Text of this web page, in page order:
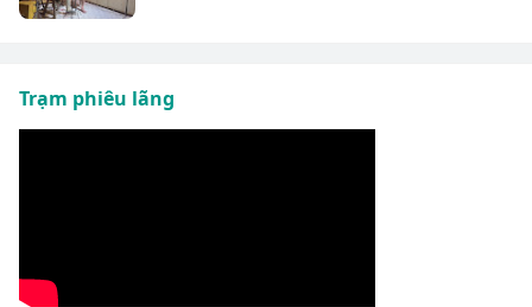
Trạm phiêu lãng